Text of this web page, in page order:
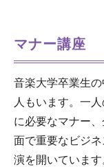
マナー講座
音楽大学卒業生
人もいます。一
に必要なマナー
面で重要なビジ
演を開いています